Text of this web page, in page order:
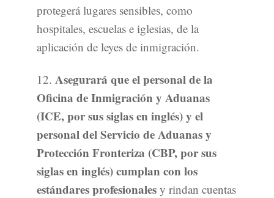
protegerá lugares sensibles, como
hospitales, escuelas e iglesias, de la
aplicación de leyes de inmigración.
12. Asegurará que el personal de la
Oficina de Inmigración y Aduanas
(ICE, por sus siglas en inglés) y el
personal del Servicio de Aduanas y
Protección Fronteriza (CBP, por sus
siglas en inglés) cumplan con los
estándares profesionales y rindan cuentas